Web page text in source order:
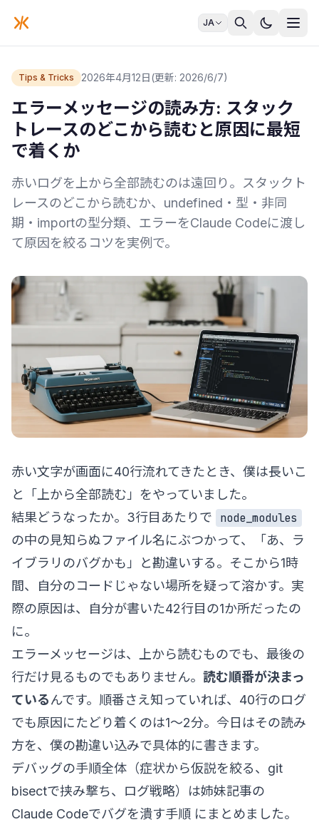
JA
Tips & Tricks 2026年4月12日(更新: 2026/6/7)
エラーメッセージの読み方: スタック
トレースのどこから読むと原因に最短
で着くか
赤いログを上から全部読むのは遠回り。スタックト
レースのどこから読むか、undefined・型・非同
期・importの型分類、エラーをClaude Codeに渡し
て原因を絞るコツを実例で。
赤い文字が画面に40行流れてきたとき、僕は長いこ
と「上から全部読む」をやっていました。
結果どうなったか。3行目あたりで
node_modules
の中の見知らぬファイル名にぶつかって、「あ、ラ
イブラリのバグかも」と勘違いする。そこから1時
間、自分のコードじゃない場所を疑って溶かす。実
際の原因は、自分が書いた42行目の1か所だったの
に。
エラーメッセージは、上から読むものでも、最後の
行だけ見るものでもありません。 読む順番が決まっ
ているんです。順番さえ知っていれば、40行のログ
でも原因にたどり着くのは1〜2分。今日はその読み
方を、僕の勘違い込みで具体的に書きます。
デバッグの手順全体（症状から仮説を絞る、git
bisectで挟み撃ち、ログ戦略）は姉妹記事の
Claude Codeでバグを潰す手順 にまとめました。